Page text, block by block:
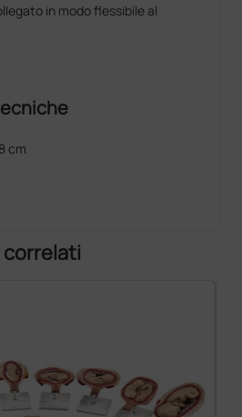
in modo flessibile al
cm
correlati